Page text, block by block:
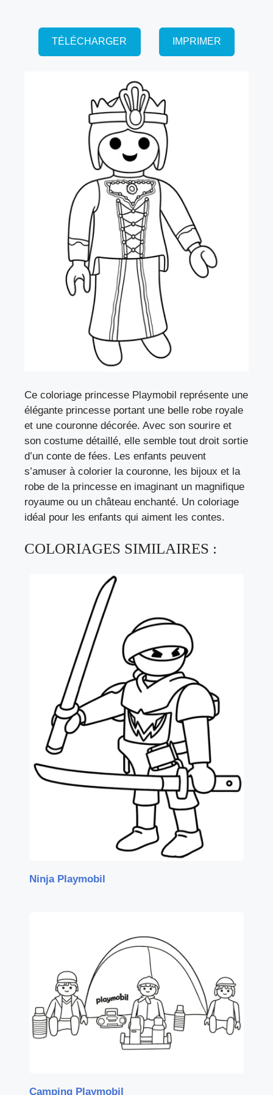
TÉLÉCHARGER IMPRIMER
Ce coloriage princesse Playmobil représente une
élégante princesse portant une belle robe royale
et une couronne décorée. Avec son sourire et
son costume détaillé, elle semble tout droit sortie
d’un conte de fées. Les enfants peuvent
s’amuser à colorier la couronne, les bijoux et la
robe de la princesse en imaginant un magnifique
royaume ou un château enchanté. Un coloriage
idéal pour les enfants qui aiment les contes.
COLORIAGES SIMILAIRES :
Ninja Playmobil
Camping Playmobil